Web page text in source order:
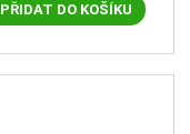
PŘIDAT DO KOŠÍKU